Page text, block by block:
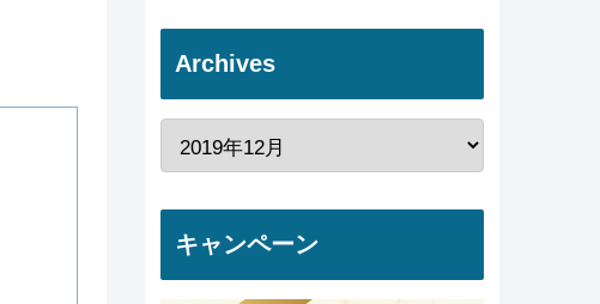
Archives
キャンペーン